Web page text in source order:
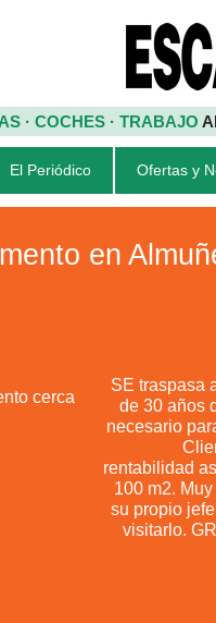
· COCHES · TRABAJO
El Periódico Ofertas y
en
cerca
SE traspasa
de 30 años
necesario
rentabilidad
100 m2.
su propio
visitarlo.